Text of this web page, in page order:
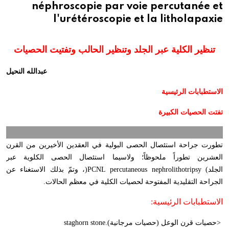
néphroscopie par voie percutanée et
l'urétéroscopie et la litholapaxie
تنظير الكلية عبر الجلد وتنظير الحالب وتفتيت الحصيات
عبدالله النحيل
الاستطبابات الرئيسية
تفتت الحصيات الكبيرة
تطورت جراحة استئصال الحصى البولية في العقدين الأخيرين من القرن
العشرين تطوراً ملحوظاً؛ ولاسيما استئصال الحصى الكلوية عبر
الجلدpercutaneous nephrolithotripsy (
PCNL
)، وتمّ بذلك الاستغناء عن
الجراحة التقليدية المفتوحة لحصيات الكلية في معظم الحالات.
الاستطبابات الرئيسية:
>حصيات قرن الوعل (حصيات مرجانية)staghorn stone.